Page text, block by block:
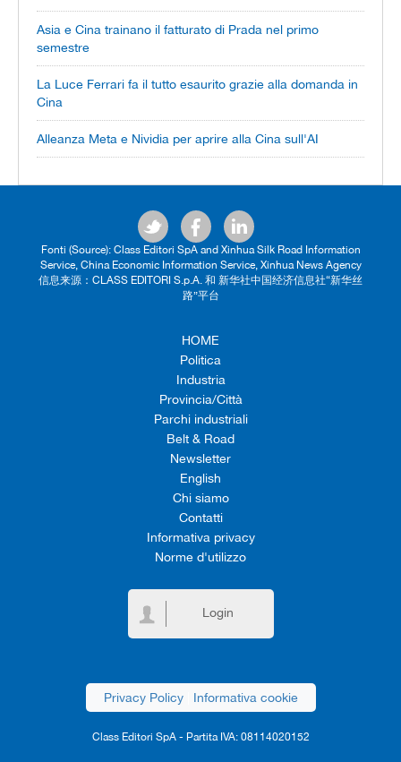
Asia e Cina trainano il fatturato di Prada nel primo
semestre
La Luce Ferrari fa il tutto esaurito grazie alla domanda in
Cina
Alleanza Meta e Nividia per aprire alla Cina sull'AI
Fonti (Source): Class Editori SpA and Xinhua Silk Road Information
Service, China Economic Information Service, Xinhua News Agency
信息来源：CLASS EDITORI S.p.A. 和 新华社中国经济信息社“新华丝
路”平台
HOME
Politica
Industria
Provincia/Città
Parchi industriali
Belt & Road
Newsletter
English
Chi siamo
Contatti
Informativa privacy
Norme d'utilizzo
Login
Privacy Policy| Informativa cookie
Class Editori SpA - Partita IVA: 08114020152